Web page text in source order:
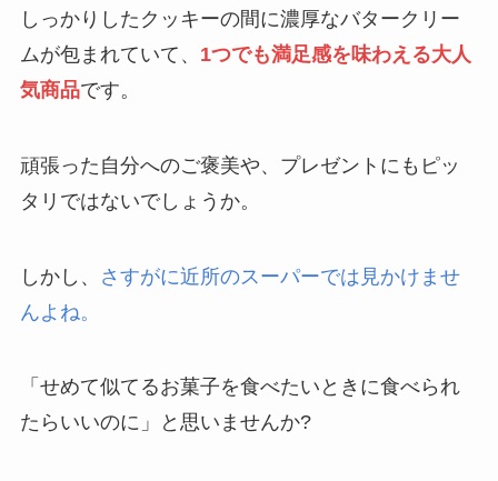
しっかりしたクッキーの間に濃厚なバタークリー
ムが包まれていて、 1つでも満足感を味わえる大人
気商品です。
頑張った自分へのご褒美や、プレゼントにもピッ
タリではないでしょうか。
しかし、
さすがに近所のスーパーでは見かけませ
んよね。
「せめて似てるお菓子を食べたいときに食べられ
たらいいのに」と思いませんか?